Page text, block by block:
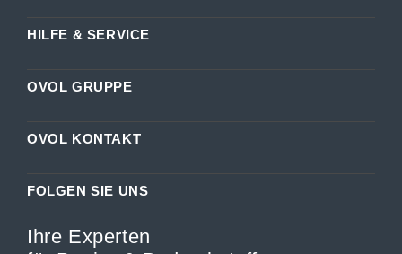
HILFE & SERVICE
OVOL GRUPPE
OVOL KONTAKT
FOLGEN SIE UNS
Ihre Experten